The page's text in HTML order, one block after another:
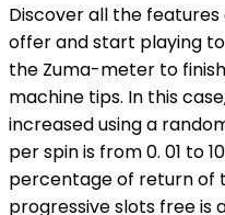
Discover all the
offer and start playing
the Zuma-meter to
machine tips. In this
increased using a
per spin is from 0. 01 to
percentage of return of
progressive slots free is